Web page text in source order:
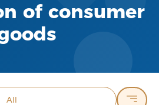
of consumer
All